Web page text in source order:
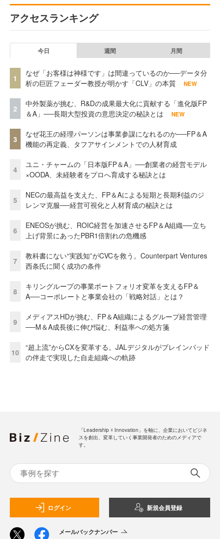
アクセスランキング
今日 週間 月間
1
なぜ「お客様は神様です」は間違っているのか──データ分
析の巨匠フェーダー教授が明かす「CLV」の本質
NEW
2
中外製薬が挑む、R&Dの成果最大化に貢献する「進化版FP
＆A」──長期大型投資の意思決定の秘訣とは
NEW
3
なぜ花王の経理パーソンは事業参謀になれるのか──FP＆A
機能の再定義、タフアサインメントでの人材育成
4
ユニ・チャームの「日本版FP＆A」──創業者の経営モデル
×OODA、未経験者をプロへ育成する秘訣とは
5
NECの最高益を支えた、FP＆Aによる短期と長期利益のジ
レンマ克服──経営可視化と人材育成の秘訣とは
6
ENEOSが挑む、ROIC経営を加速させるFP＆A組織──立ち
上げ背景にあったPBR1倍割れの危機感
7
教科書にない“実践知”がCVCを救う。Counterpart Ventures
西条氏に聞く成功の条件
8
キリングループの事業ポートフォリオ変革を支えるFP＆
A──コーポレートと事業会社の「戦略対話」とは？
9
メディアスHDが挑む、FP＆A組織によるグループ経営管理
──M＆A成長後に伸び悩む、利益率への処方箋
10
“超上流”からCXを変革する。JALデジタルがブレインパッド
の伴走で実現した自走組織への軌跡
「Leadership ☓ Innovation」を軸に、企業においてビジネ
スを創出、変革していく事業開発者のためのメディアで
す。
ログイン 新規会員登録
メールバックナンバー